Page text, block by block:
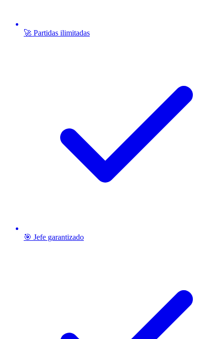
🚀 Partidas ilimitadas
🎯 Jefe garantizado